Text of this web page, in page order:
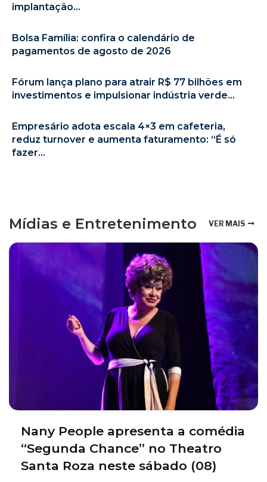
implantação...
Bolsa Família: confira o calendário de
pagamentos de agosto de 2026
Fórum lança plano para atrair R$ 77 bilhões em
investimentos e impulsionar indústria verde...
Empresário adota escala 4×3 em cafeteria,
reduz turnover e aumenta faturamento: “É só
fazer...
Mídias e Entretenimento VER MAIS
Nany People apresenta a comédia
“Segunda Chance” no Theatro
Santa Roza neste sábado (08)